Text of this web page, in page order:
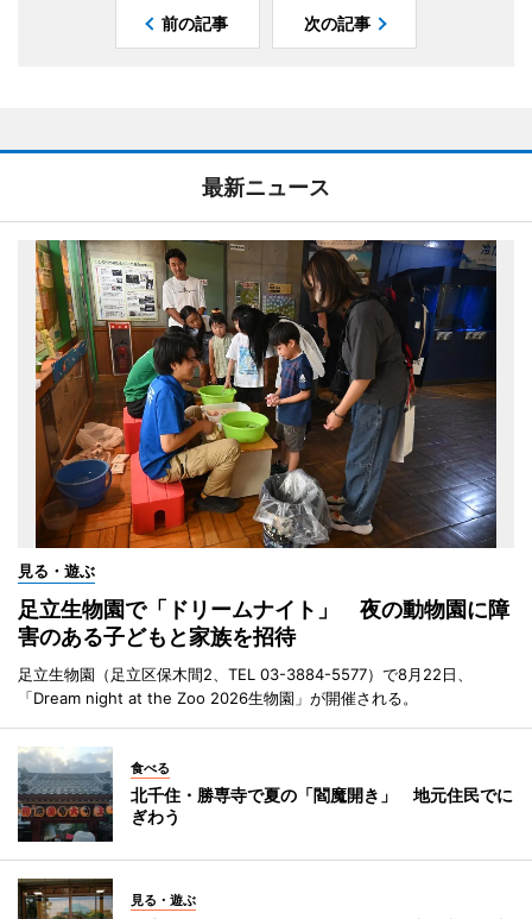
前の記事 次の記事
最新ニュース
見る・遊ぶ
足立生物園で「ドリームナイト」 夜の動物園に障
害のある子どもと家族を招待
足立生物園（足立区保木間2、TEL 03-3884-5577）で8月22日、
「Dream night at the Zoo 2026生物園」が開催される。
食べる
北千住・勝専寺で夏の「閻魔開き」 地元住民でに
ぎわう
見る・遊ぶ